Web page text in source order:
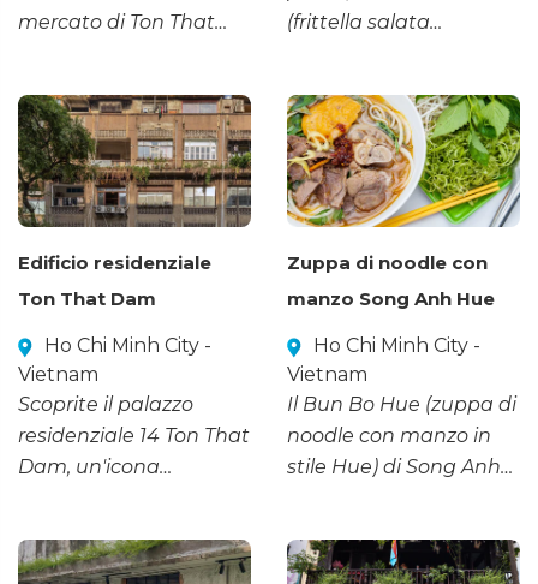
mercato di Ton That
bellezza si fondono con
il dinamismo della
modernità.
(frittella salata
ricordi baciati dal sole
del Vietnam centrale.
Ogni frittella è un
capolavoro croccante,
perfezione la dolcezza
dei gamberi locali e la
dedizione di chi l'ha
preparata.
Edificio residenziale
Ton That Dam
Ho Chi Minh City -
Vietnam
Scoprite il palazzo
residenziale 14 Ton That
Dam, un'icona
ospita stimolanti caffè
Zuppa di noodle con
manzo Song Anh Hue
Ho Chi Minh City -
Vietnam
Il Bun Bo Hue (zuppa di
noodle con manzo in
stile Hue) di Song Anh
grazie al suo ricco